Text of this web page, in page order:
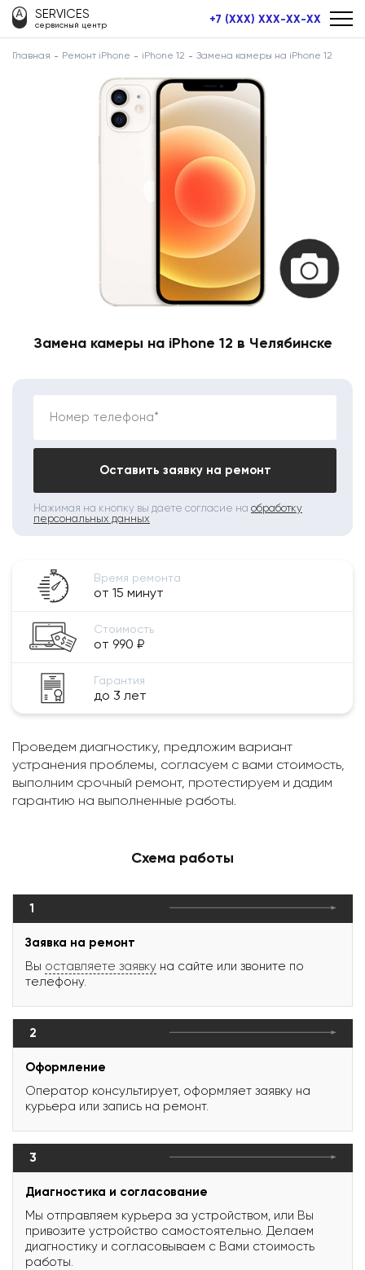
SERVICES
сервисный центр +7 (XXX) XXX-XX-XX
Главная Ремонт iPhone iPhone 12 Замена камеры на iPhone 12
Замена камеры на iPhone 12 в Челябинске
Номер телефона*
Оставить заявку на ремонт
Нажимая на кнопку вы даете согласие на обработку
персональных данных
Время ремонта
от 15 минут
Стоимость
от 990 ₽
Гарантия
до 3 лет
Проведем диагностику, предложим вариант
устранения проблемы, согласуем с вами стоимость,
выполним срочный ремонт, протестируем и дадим
гарантию на выполненные работы.
Схема работы
1
Заявка на ремонт
Вы оставляете заявку на сайте или звоните по
телефону.
2
Оформление
Оператор консультирует, оформляет заявку на
курьера или запись на ремонт.
3
Диагностика и согласование
Мы отправляем курьера за устройством, или Вы
привозите устройство самостоятельно. Делаем
диагностику и согласовываем с Вами стоимость
работы.